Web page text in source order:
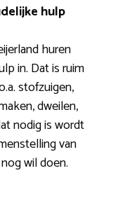
hulp
huren
in. Dat is ruim
stofzuigen,
dweilen,
nodig is wordt
van
wil doen.